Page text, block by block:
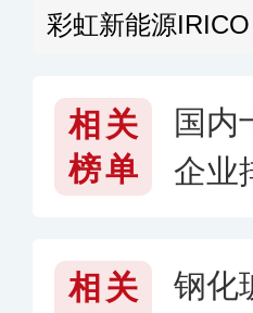
彩虹新能源IRICO
相关
榜单
国内
企业
相关
钢化